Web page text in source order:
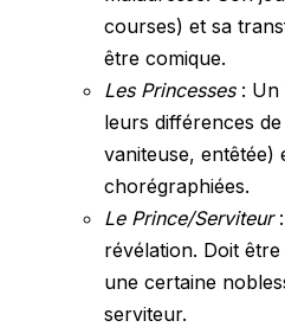
courses) et sa
être comique.
Les Princesses: Un
leurs différences
vaniteuse, entêtée)
chorégraphiées.
Le Prince/Serviteur:
révélation. Doit
une certaine
serviteur.